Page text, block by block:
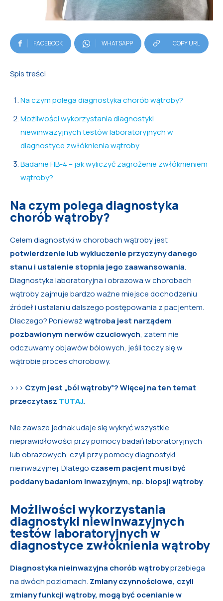
FACEBOOK WHATSAPP COPY URL
Spis treści
Na czym polega diagnostyka chorób wątroby?
Możliwości wykorzystania diagnostyki
niewinwazyjnych testów laboratoryjnych w
diagnostyce zwłóknienia wątroby
Badanie FIB-4 – jak wyliczyć zagrożenie zwłóknieniem
wątroby?
Na czym polega diagnostyka
chorób wątroby?
Celem diagnostyki w chorobach wątroby jest
potwierdzenie lub wykluczenie przyczyny danego
stanu i ustalenie stopnia jego zaawansowania.
Diagnostyka laboratoryjna i obrazowa w chorobach
wątroby zajmuje bardzo ważne miejsce dochodzeniu
źródeł i ustalaniu dalszego postępowania z pacjentem.
Dlaczego? Ponieważwątroba jest narządem
pozbawionym nerwów czuciowych, zatem nie
odczuwamy objawów bólowych, jeśli toczy się w
wątrobie proces chorobowy.
>>> Czym jest „ból wątroby”? Więcej na ten temat
przeczytasz TUTAJ.
Nie zawsze jednak udaje się wykryć wszystkie
nieprawidłowości przy pomocy badań laboratoryjnych
lub obrazowych, czyli przy pomocy diagnostyki
nieinwazyjnej. Dlatego czasem pacjent musi być
poddany badaniom inwazyjnym, np. biopsji wątroby.
Możliwości wykorzystania
diagnostyki niewinwazyjnych
testów laboratoryjnych w
diagnostyce zwłóknienia wątroby
Diagnostyka nieinwazyjna chorób wątrobyprzebiega
na dwóch poziomach. Zmiany czynnościowe, czyli
zmiany funkcji wątroby, mogą być ocenianie w